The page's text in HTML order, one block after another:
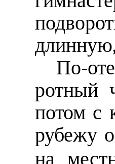
По-
ротный
потом с
рубежу
на